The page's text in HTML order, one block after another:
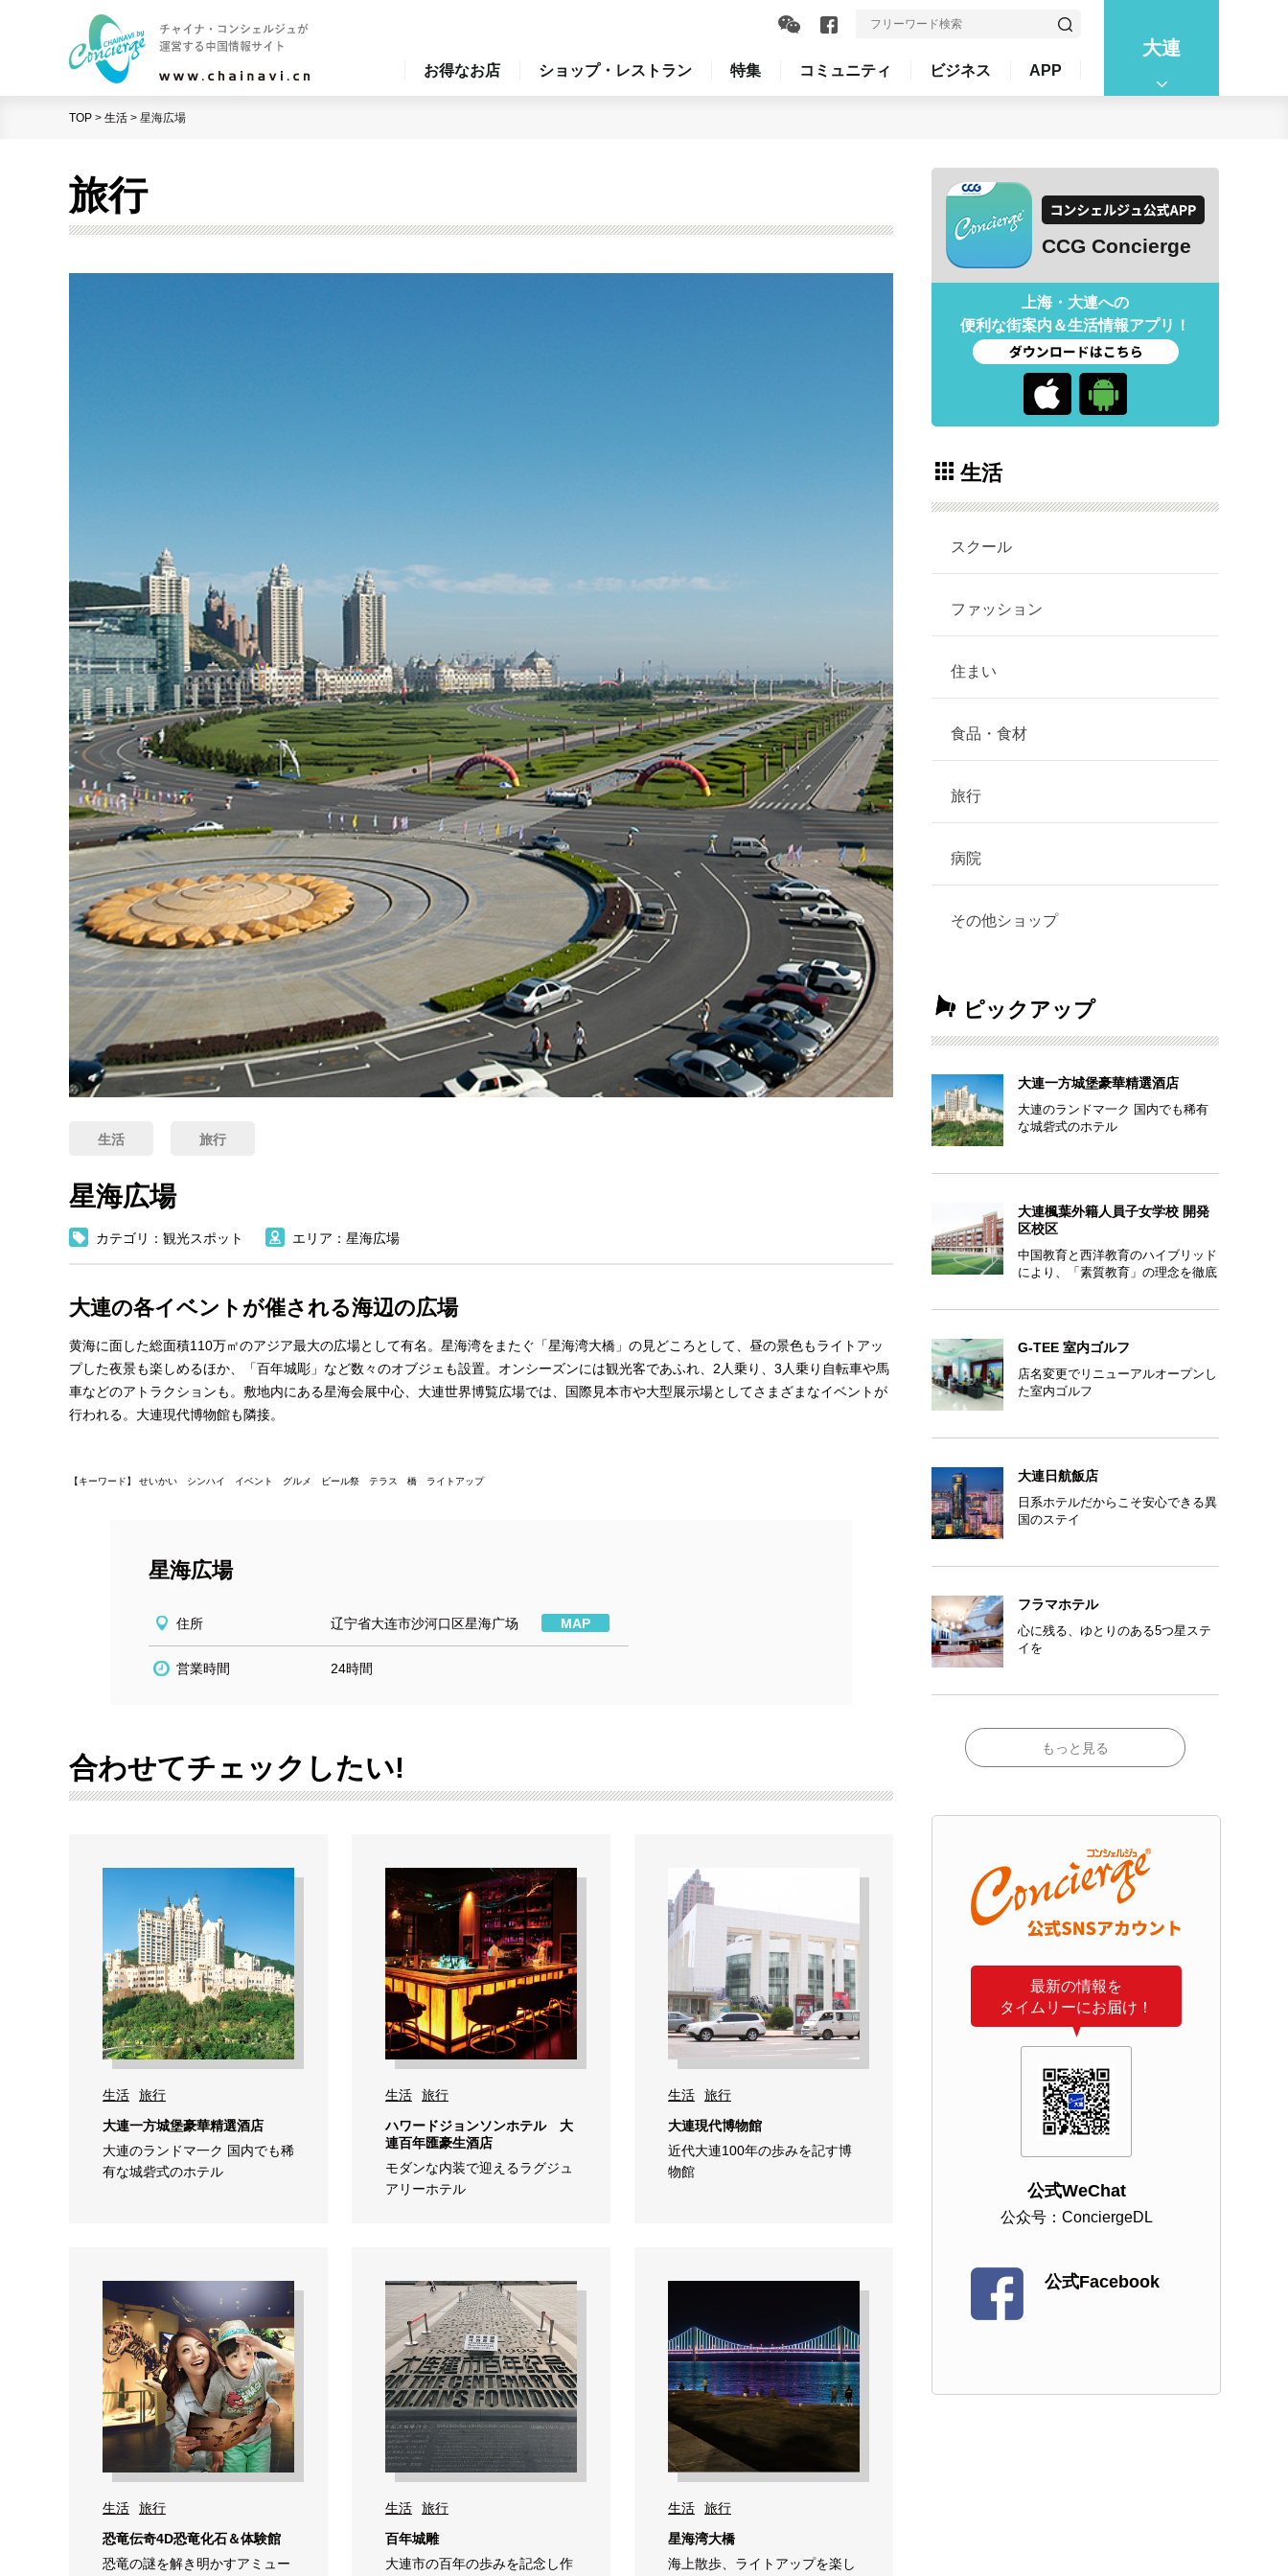
大連
お得なお店 ショップ・レストラン 特集 コミュニティ ビジネス APP
TOP > 生活 > 星海広場
旅行
生活 旅行
星海広場
カテゴリ：観光スポット エリア：星海広場
大連の各イベントが催される海辺の広場
黄海に面した総面積110万㎡のアジア最大の広場として有名。星海湾をまたぐ「星海湾大橋」の見どころとして、昼の景色もライトアッ
プした夜景も楽しめるほか、「百年城彫」など数々のオブジェも設置。オンシーズンには観光客であふれ、2人乗り、3人乗り自転車や馬
車などのアトラクションも。敷地内にある星海会展中心、大連世界博覧広場では、国際見本市や大型展示場としてさまざまなイベントが
行われる。大連現代博物館も隣接。
【キーワード】 せいかい シンハイ イベント グルメ ビール祭 テラス 橋 ライトアップ
星海広場
住所 辽宁省大连市沙河口区星海广场 MAP
営業時間 24時間
合わせてチェックしたい!
生活
旅行
大連一方城堡豪華精選酒店
大連のランドマ一ク 国内でも稀
有な城砦式のホテル
生活
旅行
ハワードジョンソンホテル 大
連百年匯豪生酒店
モダンな内装で迎えるラグジュ
アリーホテル
生活
旅行
大連現代博物館
近代大連100年の歩みを記す博
物館
生活
旅行
恐竜伝奇4D恐竜化石＆体験館
恐竜の謎を解き明かすアミュー
生活
旅行
百年城雕
大連市の百年の歩みを記念し作
生活
旅行
星海湾大橋
海上散歩、ライトアップを楽し
CCG Concierge
上海・大連への
便利な街案内＆生活情報アプリ！
生活
スクール
ファッション
住まい
食品・食材
旅行
病院
その他ショップ
ピックアップ
大連一方城堡豪華精選酒店
大連のランドマ一ク 国内でも稀有
な城砦式のホテル
大連楓葉外籍人員子女学校 開発
区校区
中国教育と西洋教育のハイブリッド
により、「素質教育」の理念を徹底
G-TEE 室内ゴルフ
店名変更でリニューアルオープンし
た室内ゴルフ
大連日航飯店
日系ホテルだからこそ安心できる異
国のステイ
フラマホテル
心に残る、ゆとりのある5つ星ステ
イを
もっと見る
最新の情報を
タイムリーにお届け！
公式WeChat
公众号：ConciergeDL
公式Facebook